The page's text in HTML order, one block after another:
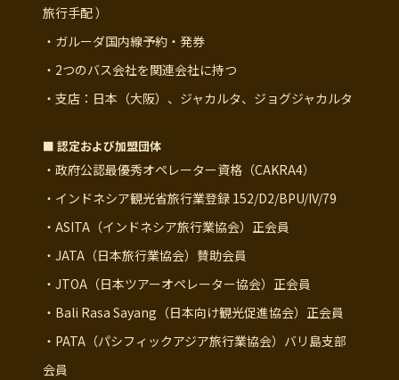
旅行手配 ）
・ガルーダ国内線予約・発券
・2つのバス会社を関連会社に持つ
・支店：日本（大阪）、ジャカルタ、ジョグジャカルタ
■ 認定および加盟団体
・政府公認最優秀オペレーター資格（CAKRA4）
・インドネシア観光省旅行業登録 152/D2/BPU/IV/79
・ASITA（インドネシア旅行業協会）正会員
・JATA（日本旅行業協会）賛助会員
・JTOA（日本ツアーオペレーター協会）正会員
・Bali Rasa Sayang（日本向け観光促進協会）正会員
・PATA（パシフィックアジア旅行業協会）バリ島支部
会員